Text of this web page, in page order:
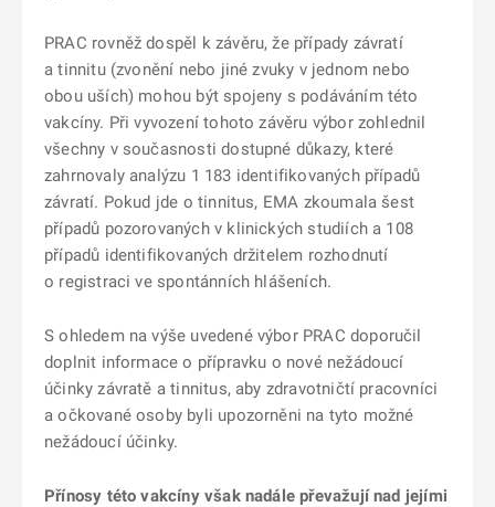
PRAC rovněž dospěl k závěru, že případy závratí
a tinnitu (zvonění nebo jiné zvuky v jednom nebo
obou uších) mohou být spojeny s podáváním této
vakcíny. Při vyvození tohoto závěru výbor zohlednil
všechny v současnosti dostupné důkazy, které
zahrnovaly analýzu 1 183 identifikovaných případů
závratí. Pokud jde o tinnitus, EMA zkoumala šest
případů pozorovaných v klinických studiích a 108
případů identifikovaných držitelem rozhodnutí
o registraci ve spontánních hlášeních.
S ohledem na výše uvedené výbor PRAC doporučil
doplnit informace o přípravku o nové nežádoucí
účinky závratě a tinnitus, aby zdravotničtí pracovníci
a očkované osoby byli upozorněni na tyto možné
nežádoucí účinky.
Přínosy této vakcíny však nadále převažují nad jejími